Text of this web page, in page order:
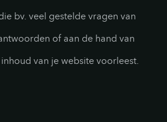
bv. veel gestelde vragen van
of aan de hand van
van je website voorleest.